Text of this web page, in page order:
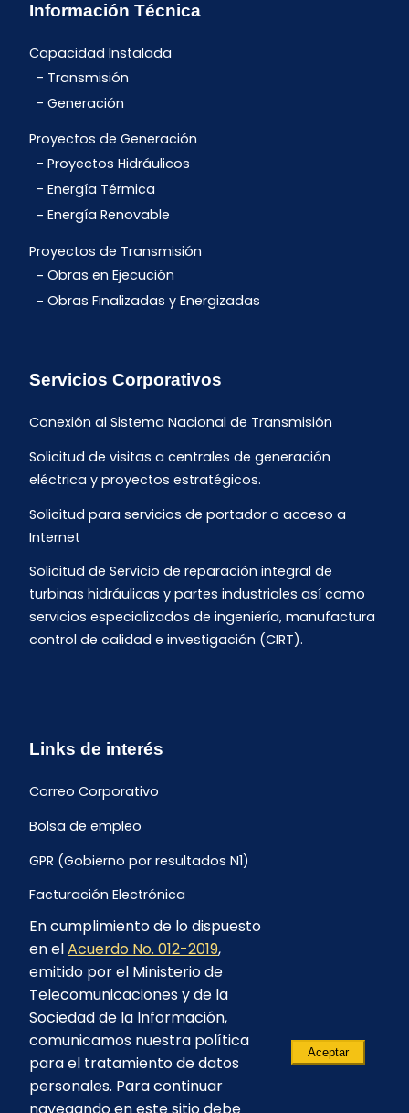
Información Técnica
Capacidad Instalada
Transmisión
Generación
Proyectos de Generación
Proyectos Hidráulicos
Energía Térmica
Energía Renovable
Proyectos de Transmisión
Obras en Ejecución
Obras Finalizadas y Energizadas
Servicios Corporativos
Conexión al Sistema Nacional de Transmisión
Solicitud de visitas a centrales de generación
eléctrica y proyectos estratégicos.
Solicitud para servicios de portador o acceso a
Internet
Solicitud de Servicio de reparación integral de
turbinas hidráulicas y partes industriales así como
servicios especializados de ingeniería, manufactura
control de calidad e investigación (CIRT).
Links de interés
Correo Corporativo
Bolsa de empleo
GPR (Gobierno por resultados N1)
Facturación Electrónica
Archivo Histórico de Facturación
Portal Ambiental y Social
Proyecto Geotérmico Chachimbiro
Contratación consultoría mediante “Lista Corta”
Reglamento de Procesos Asociativos
En cumplimiento de lo dispuesto
en elAcuerdo No. 012-2019,
emitido por el Ministerio de
Telecomunicaciones y de la
Sociedad de la Información,
comunicamos nuestra política
para el tratamiento de datos
personales. Para continuar
Aceptar